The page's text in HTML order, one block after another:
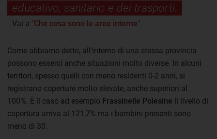
educativo, sanitario e dei trasporti.
Vai a "Che cosa sono le aree interne"
Come abbiamo detto, all'interno di una stessa provincia
possono esserci anche situazioni molto diverse. In alcuni
territori, spesso quelli con meno residenti 0-2 anni, si
registrano coperture molto elevate, anche superiori al
100%. È il caso ad esempio Frassinelle Polesine il livello di
copertura arriva al 121,7% ma i bambini presenti sono
meno di 30.